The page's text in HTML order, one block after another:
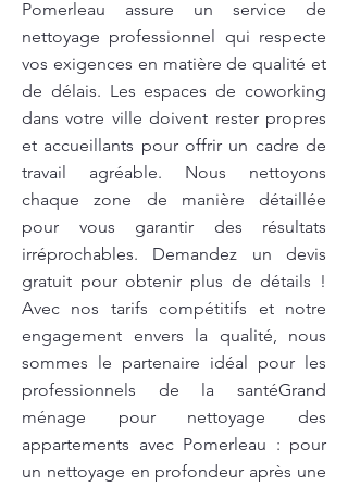
Pomerleau assure un service de
nettoyage professionnel qui respecte
vos exigences en matière de qualité et
de délais. Les espaces de coworking
dans votre ville doivent rester propres
et accueillants pour offrir un cadre de
travail agréable. Nous nettoyons
chaque zone de manière détaillée
pour vous garantir des résultats
irréprochables. Demandez un devis
gratuit pour obtenir plus de détails !
Avec nos tarifs compétitifs et notre
engagement envers la qualité, nous
sommes le partenaire idéal pour les
professionnels de la santéGrand
ménage pour nettoyage des
appartements avec Pomerleau : pour
un nettoyage en profondeur après une